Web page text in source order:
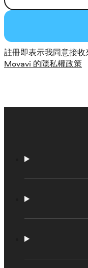
註冊即表示我同意接
Movavi 的隱私權政策
Mac產品
學習平台